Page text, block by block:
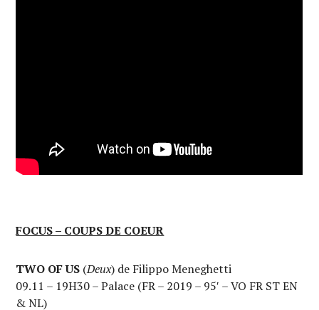
FOCUS – COUPS DE COEUR
TWO OF US (Deux) de Filippo Meneghetti
09.11 – 19H30 – Palace (FR – 2019 – 95′ – VO FR ST EN
& NL)